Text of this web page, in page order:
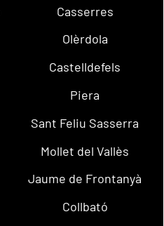
Casserres
Olèrdola
Castelldefels
Piera
Sant Feliu Sasserra
Mollet del Vallès
Jaume de Frontanyà
Collbató